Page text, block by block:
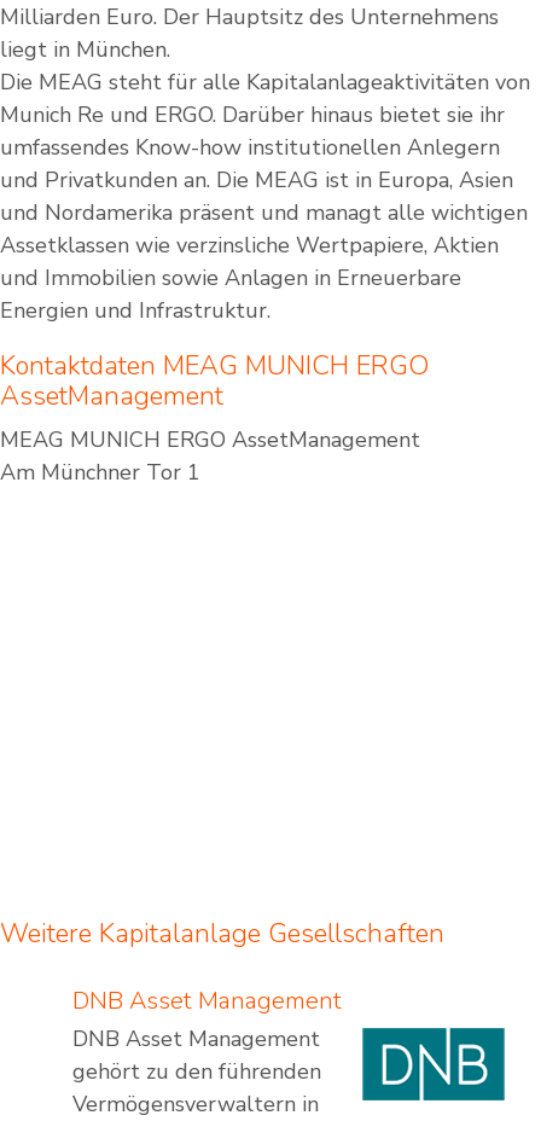
Milliarden Euro. Der Hauptsitz des Unternehmens
liegt in München.
Die MEAG steht für alle Kapitalanlageaktivitäten von
Munich Re und ERGO. Darüber hinaus bietet sie ihr
umfassendes Know-how institutionellen Anlegern
und Privatkunden an. Die MEAG ist in Europa, Asien
und Nordamerika präsent und managt alle wichtigen
Assetklassen wie verzinsliche Wertpapiere, Aktien
und Immobilien sowie Anlagen in Erneuerbare
Energien und Infrastruktur.
Kontaktdaten MEAG MUNICH ERGO
AssetManagement
MEAG MUNICH ERGO AssetManagement
Am Münchner Tor 1
Weitere Kapitalanlage Gesellschaften
DNB Asset Management
DNB Asset Management
gehört zu den führenden
Vermögensverwaltern in